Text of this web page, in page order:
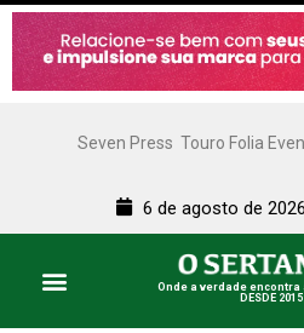
Seven Press Touro Folia
6 de agosto de 2026
Onde a verdade encontra
DESDE 2015